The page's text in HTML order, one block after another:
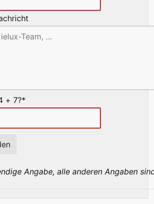
+ 7?*
Angabe, alle anderen Angaben